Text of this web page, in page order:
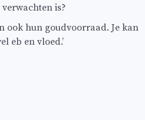
is?
ook hun goudvoorraad. Je kan
eb en vloed.’